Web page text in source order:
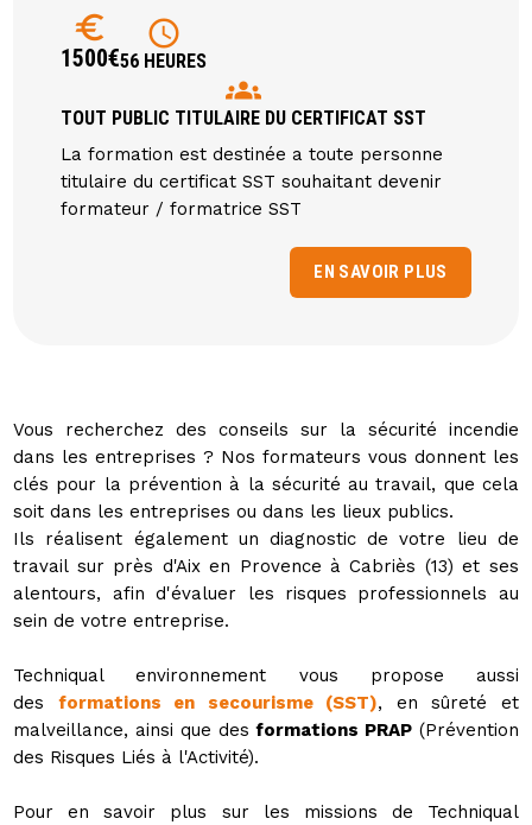
euro
1500€
schedule
56 HEURES
groups
TOUT PUBLIC TITULAIRE DU CERTIFICAT SST
La formation est destinée a toute personne
titulaire du certificat SST souhaitant devenir
formateur / formatrice SST
EN SAVOIR PLUS
Vous recherchez des conseils sur la sécurité incendie
dans les entreprises ? Nos formateurs vous donnent les
clés pour la prévention à la sécurité au travail, que cela
soit dans les entreprises ou dans les lieux publics.
Ils réalisent également un diagnostic de votre lieu de
travail sur près d'Aix en Provence à Cabriès (13) et ses
alentours, afin d'évaluer les risques professionnels au
sein de votre entreprise.
Techniqual environnement vous propose aussi
des formations en secourisme (SST), en sûreté et
malveillance, ainsi que desformations PRAP (Prévention
des Risques Liés à l'Activité).
Pour en savoir plus sur les missions de Techniqual